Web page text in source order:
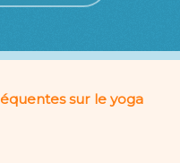
sur le yoga